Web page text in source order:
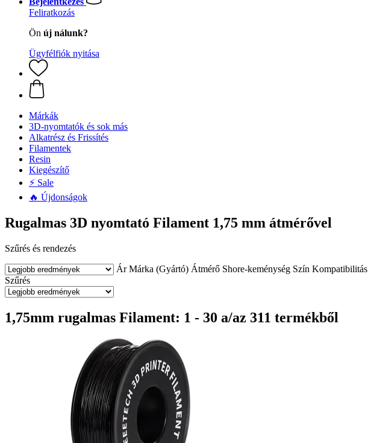
Feliratkozás
Ön új nálunk?
Ügyfélfiók nyitása
Márkák
3D-nyomtatók és sok más
Alkatrész és Frissítés
Filamentek
Resin
Kiegészítő
⚡ Sale
🔥 Újdonságok
Rugalmas 3D nyomtató Filament 1,75 mm átmérővel
Szűrés és rendezés
Ár Márka (Gyártó) Átmérő Shore-keménység Szín Kompatibilitás
Szűrés
1,75mm rugalmas Filament: 1 - 30 a/az 311 termékből